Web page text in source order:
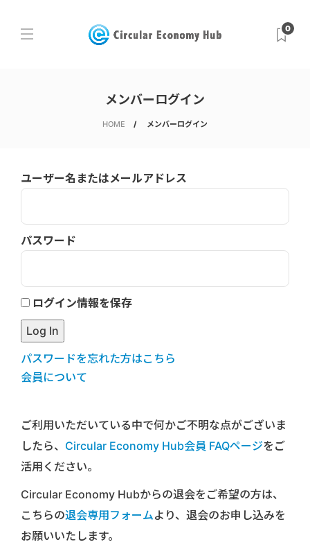
0
メンバーログイン
HOME メンバーログイン
ユーザー名またはメールアドレス
パスワード
ログイン情報を保存
パスワードを忘れた方はこちら
会員について
ご利用いただいている中で何かご不明な点がございま
したら、 Circular Economy Hub会員 FAQページをご
活用ください。
Circular Economy Hubからの退会をご希望の方は、
こちらの退会専用フォームより、退会のお申し込みを
お願いいたします。